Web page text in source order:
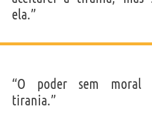
ela.”
“O poder sem moral
tirania.”